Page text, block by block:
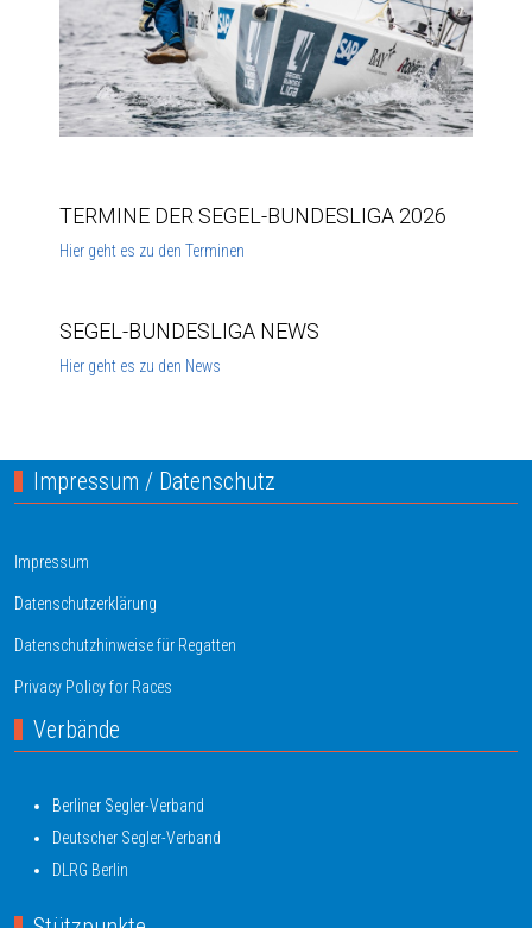
TERMINE DER SEGEL-BUNDESLIGA 2026
Hier geht es zu den Terminen
SEGEL-BUNDESLIGA NEWS
Hier geht es zu den News
Impressum / Datenschutz
Impressum
Datenschutzerklärung
Datenschutzhinweise für Regatten
Privacy Policy for Races
Verbände
Berliner Segler-Verband
Deutscher Segler-Verband
DLRG Berlin